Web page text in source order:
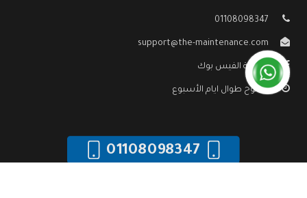
01108098347
support@the-maintenance.com
صفحة الفيس بوك
مفتوح طوال ايام الأسبوع
01108098347